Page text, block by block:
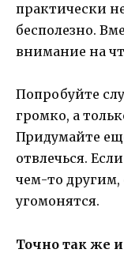
практически
бесполезно.
внимание на
Попробуйте
громко, а
Придумайте
отвлечься.
чем-то другим,
угомонятся.
Точно так же